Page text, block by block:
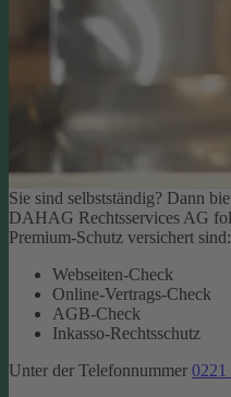
Sie sind selbstständig? Dann
DAHAG Rechtsservices AG
Premium-Schutz versichert sind:
Webseiten-Check
Online-Vertrags-Check
AGB-Check
Inkasso-Rechtsschutz
Unter der Telefonnummer 0221